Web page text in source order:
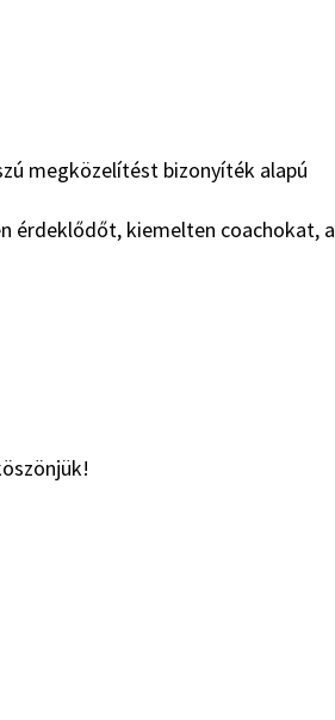
megközelítést bizonyíték alapú
érdeklődőt, kiemelten coachokat, a